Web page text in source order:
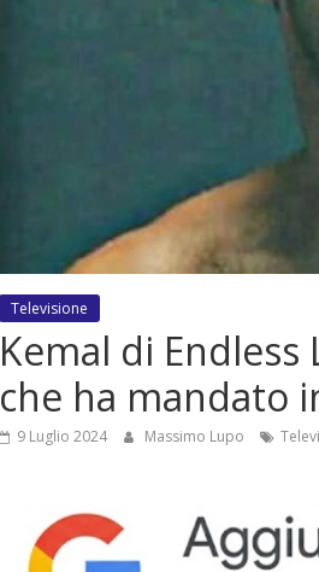
Televisione
Kemal di
che ha mandato
9 Luglio 2024 Massimo Lupo